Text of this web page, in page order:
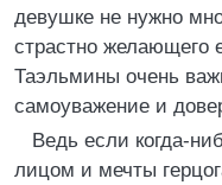
девушке не нужно
страстно желающего
Таэльмины очень
самоуважение и
Ведь если когда-
лицом и мечты